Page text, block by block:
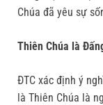
Chúa đã yêu sự
Thiên Chúa là
ĐTC xác định ý
là Thiên Chúa là